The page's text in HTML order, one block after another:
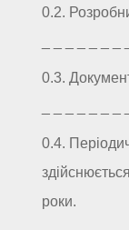
0.2.
_ _ _ _ _ _ _
0.3.
_ _ _ _ _ _ _
0.4.
роки.